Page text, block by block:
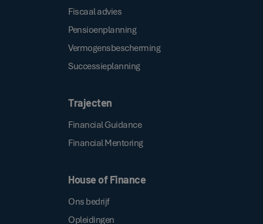
Fiscaal advies
Pensioenplanning
Vermogensbescherming
Successieplanning
Trajecten
Financial Guidance
Financial Mentoring
House of Finance
Ons bedrijf
Opleidingen